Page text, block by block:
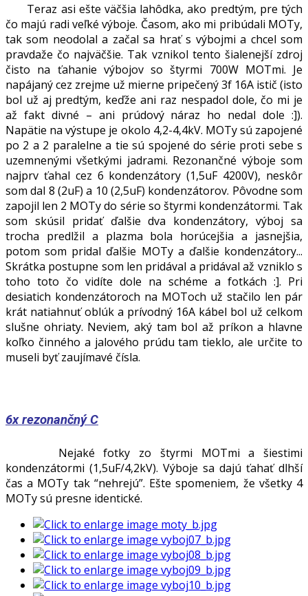
Teraz asi ešte väčšia lahôdka, ako predtým, pre tých
čo majú radi veľké výboje. Časom, ako mi pribúdali MOTy,
tak som neodolal a začal sa hrať s výbojmi a chcel som
pravdaže čo najväčšie. Tak vznikol tento šialenejší zdroj
čisto na ťahanie výbojov so štyrmi 700W MOTmi. Je
napájaný cez zrejme už mierne pripečený 3f 16A istič (isto
bol už aj predtým, keďže ani raz nespadol dole, čo mi je
až fakt divné – ani prúdový náraz ho nedal dole :]).
Napätie na výstupe je okolo 4,2-4,4kV. MOTy sú zapojené
po 2 a 2 paralelne a tie sú spojené do série proti sebe s
uzemnenými všetkými jadrami. Rezonančné výboje som
najprv ťahal cez 6 kondenzátory (1,5uF 4200V), neskôr
som dal 8 (2uF) a 10 (2,5uF) kondenzátorov. Pôvodne som
zapojil len 2 MOTy do série so štyrmi kondenzátormi. Tak
som skúsil pridať ďalšie dva kondenzátory, výboj sa
trocha predlžil a plazma bola horúcejšia a jasnejšia,
potom som pridal ďalšie MOTy a ďalšie kondenzátory...
Skrátka postupne som len pridával a pridával až vzniklo s
toho toto čo vidíte dole na schéme a fotkách :]. Pri
desiatich kondenzátoroch na MOToch už stačilo len pár
krát natiahnuť oblúk a prívodný 16A kábel bol už celkom
slušne ohriaty. Neviem, aký tam bol až príkon a hlavne
koľko činného a jalového prúdu tam tieklo, ale určite to
museli byť zaujímavé čísla.
6x rezonančný C
Nejaké fotky zo štyrmi MOTmi a šiestimi
kondenzátormi (1,5uF/4,2kV). Výboje sa dajú ťahať dlhší
čas a MOTy tak “nehrejú”. Ešte spomeniem, že všetky 4
MOTy sú presne identické.